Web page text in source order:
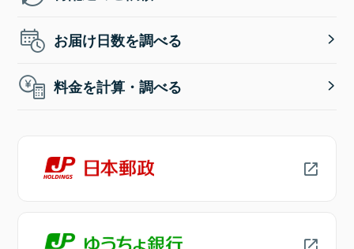
お届け日数を調べる
料金を計算・調べる